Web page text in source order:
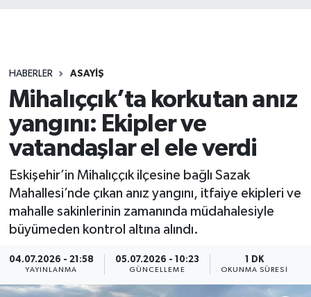
HABERLER ASAYİŞ
Mihalıççık’ta korkutan anız
yangını: Ekipler ve
vatandaşlar el ele verdi
Eskişehir’in Mihalıççık ilçesine bağlı Sazak
Mahallesi’nde çıkan anız yangını, itfaiye ekipleri ve
mahalle sakinlerinin zamanında müdahalesiyle
büyümeden kontrol altına alındı.
04.07.2026 - 21:58
YAYINLANMA
05.07.2026 - 10:23
GÜNCELLEME
1 DK
OKUNMA SÜRESI
SPOR
YAŞAM
Son Dakika Haberleri
Haber Arşivi